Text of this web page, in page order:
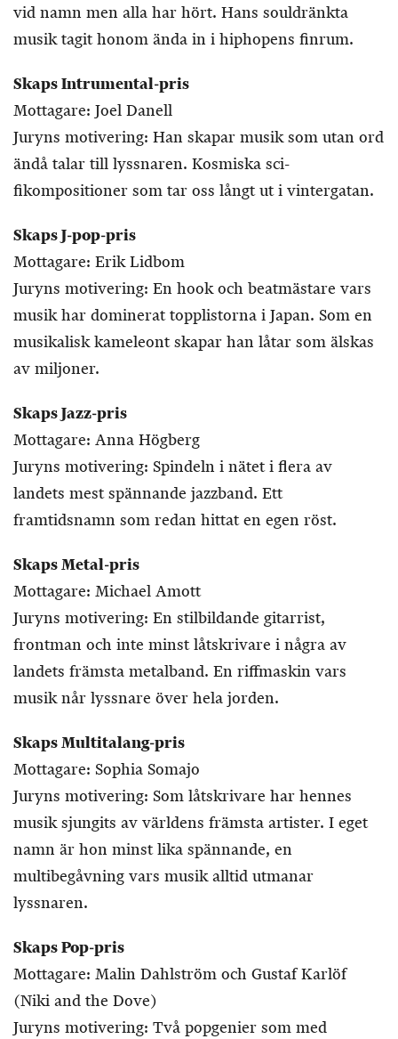
vid namn men alla har hört. Hans souldränkta
musik tagit honom ända in i hiphopens finrum.
Skaps Intrumental-pris
Mottagare: Joel Danell
Juryns motivering: Han skapar musik som utan ord
ändå talar till lyssnaren. Kosmiska sci-
fikompositioner som tar oss långt ut i vintergatan.
Skaps J-pop-pris
Mottagare: Erik Lidbom
Juryns motivering: En hook och beatmästare vars
musik har dominerat topplistorna i Japan. Som en
musikalisk kameleont skapar han låtar som älskas
av miljoner.
Skaps Jazz-pris
Mottagare: Anna Högberg
Juryns motivering: Spindeln i nätet i flera av
landets mest spännande jazzband. Ett
framtidsnamn som redan hittat en egen röst.
Skaps Metal-pris
Mottagare: Michael Amott
Juryns motivering: En stilbildande gitarrist,
frontman och inte minst låtskrivare i några av
landets främsta metalband. En riffmaskin vars
musik når lyssnare över hela jorden.
Skaps Multitalang-pris
Mottagare: Sophia Somajo
Juryns motivering: Som låtskrivare har hennes
musik sjungits av världens främsta artister. I eget
namn är hon minst lika spännande, en
multibegåvning vars musik alltid utmanar
lyssnaren.
Skaps Pop-pris
Mottagare: Malin Dahlström och Gustaf Karlöf
(Niki and the Dove)
Juryns motivering: Två popgenier som med